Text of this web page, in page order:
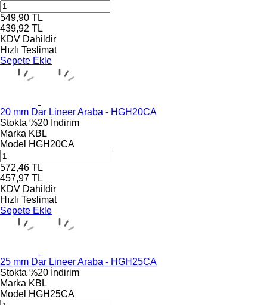
549,90 TL
439,92 TL
KDV Dahildir
Hızlı Teslimat
Sepete Ekle
20 mm Dar Lineer Araba - HGH20CA
Stokta %20 İndirim
Marka KBL
Model HGH20CA
572,46 TL
457,97 TL
KDV Dahildir
Hızlı Teslimat
Sepete Ekle
25 mm Dar Lineer Araba - HGH25CA
Stokta %20 İndirim
Marka KBL
Model HGH25CA